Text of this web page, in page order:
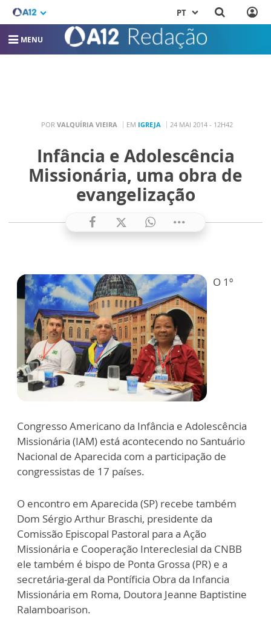
PT
MENU
POR VALQUÍRIA VIEIRA EM IGREJA 24 MAI 2014 - 12H42
Infância e Adolescência
Missionária, uma obra de
evangelização
O 1º
Congresso Americano da Infância e Adolescência
Missionária (IAM) está acontecendo no Santuário
Nacional de Aparecida com a participação de
congressistas de 17 países.
O encontro em Aparecida (SP) recebe também
Dom Sérgio Arthur Braschi, presidente da
Comissão Episcopal Pastoral para a Ação
Missionária e Cooperação Intereclesial da CNBB
ele também é bispo de Ponta Grossa (PR) e a
secretária-geral da Pontíficia Obra da Infancia
Missionária em Roma, Doutora Jeanne Baptistine
Ralamboarison.